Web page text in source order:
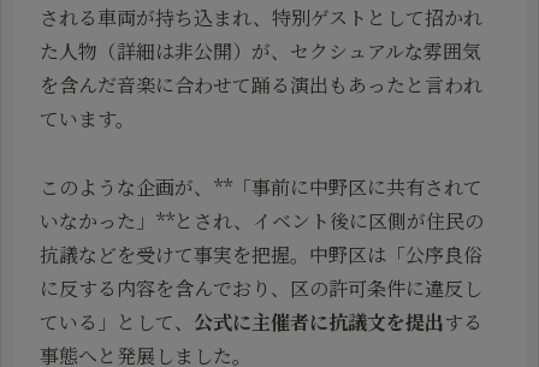
される車両が持ち込まれ、特別ゲストとして招かれ
た人物（詳細は非公開）が、セクシュアルな雰囲気
を含んだ音楽に合わせて踊る演出もあったと言われ
ています。
このような企画が、**「事前に中野区に共有されて
いなかった」**とされ、イベント後に区側が住民の
抗議などを受けて事実を把握。中野区は「公序良俗
に反する内容を含んでおり、区の許可条件に違反し
ている」として、 公式に主催者に抗議文を提出する
事態へと発展しました。